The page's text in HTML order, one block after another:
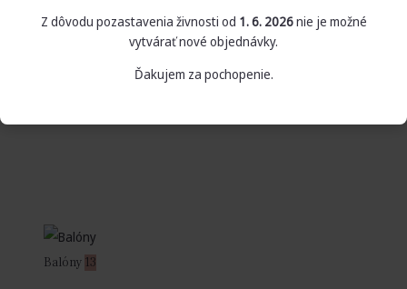
Balóny 13
Z dôvodu pozastavenia živnosti od 1. 6. 2026nie je možné
vytvárať nové objednávky.
Ďakujem za pochopenie.